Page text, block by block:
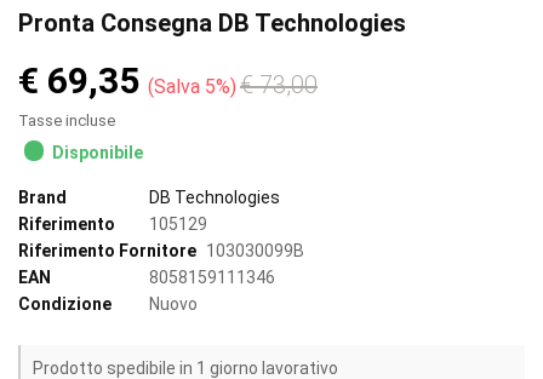
Pronta Consegna DB Technologies
€ 69,35 Salva 5% € 73,00
Tasse incluse
Disponibile
Brand
DB Technologies
Riferimento
105129
Riferimento Fornitore 103030099B
EAN
8058159111346
Condizione
Nuovo
Prodotto spedibile in 1 giorno lavorativo